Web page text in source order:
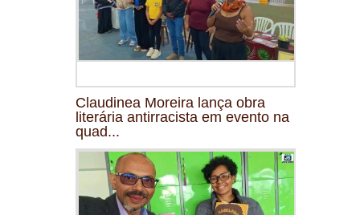
Claudinea Moreira lança obra
literária antirracista em evento na
quad...